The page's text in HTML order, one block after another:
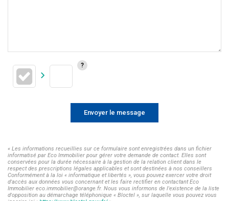
Envoyer le message
« Les informations recueillies sur ce formulaire sont enregistrées dans un fichier
informatisé par Eco Immobilier pour gérer votre demande de contact. Elles sont
conservées pour la durée nécessaire à la gestion de la relation client dans le
respect des prescriptions légales applicables et sont destinées à nos conseillers
Conformément à la loi « informatique et libertés », vous pouvez exercer votre droit
d'accès aux données vous concernant et les faire rectifier en contactant Eco
Immobilier eco.immobilier@orange.fr. Nous vous informons de l'existence de la liste
d'opposition au démarchage téléphonique « Bloctel », sur laquelle vous pouvez vous